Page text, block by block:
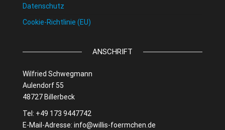
Datenschutz
Cookie-Richtlinie (EU)
ANSCHRIFT
Wilfried Schwegmann
Aulendorf 55
48727 Billerbeck
Tel: +49 173 9447742
E-Mail-Adresse: info@willis-foermchen.de